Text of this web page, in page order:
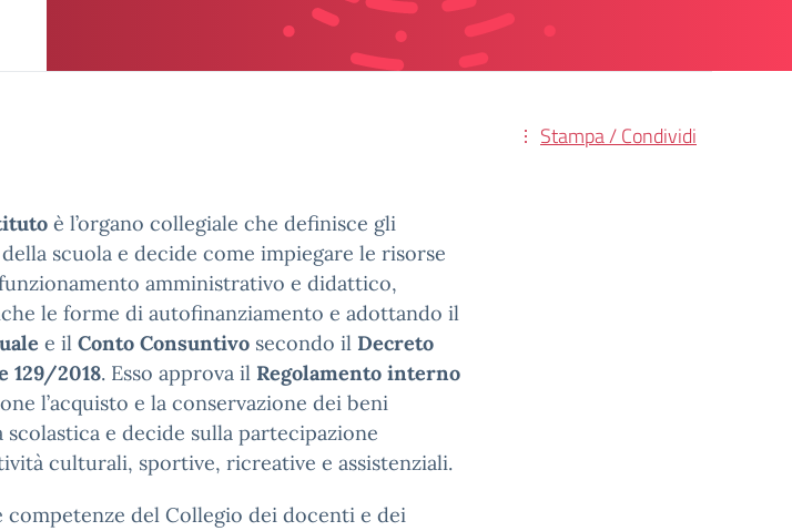
Stampa / Condividi
è l’organo collegiale che definisce gli
scuola e decide come impiegare le risorse
amministrativo e didattico,
le forme di autofinanziamento e adottando il
e il Conto Consuntivo secondo il Decreto
129/2018. Esso approva il Regolamento interno
l’acquisto e la conservazione dei beni
scolastica e decide sulla partecipazione
culturali, sportive, ricreative e assistenziali.
del Collegio dei docenti e dei